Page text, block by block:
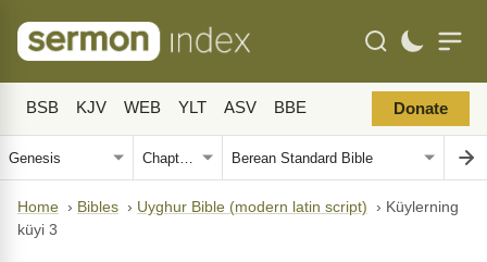
BSB KJV WEB YLT ASV BBE Donate
Home › Bibles › Uyghur Bible (modern latin script) › Küylerning
küyi 3